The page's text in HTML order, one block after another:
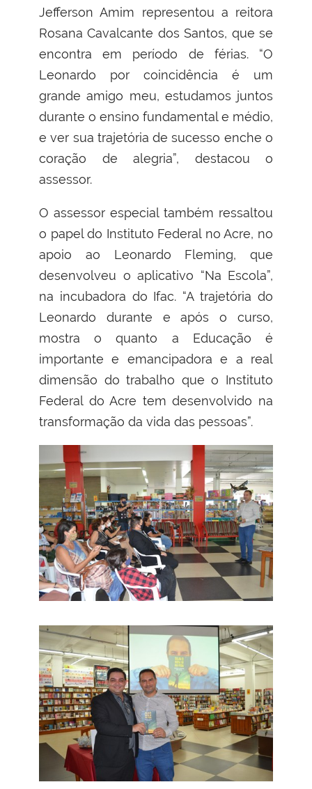
Jefferson Amim representou a reitora
Rosana Cavalcante dos Santos, que se
encontra em período de férias. “O
Leonardo por coincidência é um
grande amigo meu, estudamos juntos
durante o ensino fundamental e médio,
e ver sua trajetória de sucesso enche o
coração de alegria”, destacou o
assessor.
O assessor especial também ressaltou
o papel do Instituto Federal no Acre, no
apoio ao Leonardo Fleming, que
desenvolveu o aplicativo “Na Escola”,
na incubadora do Ifac. “A trajetória do
Leonardo durante e após o curso,
mostra o quanto a Educação é
importante e emancipadora e a real
dimensão do trabalho que o Instituto
Federal do Acre tem desenvolvido na
transformação da vida das pessoas”.